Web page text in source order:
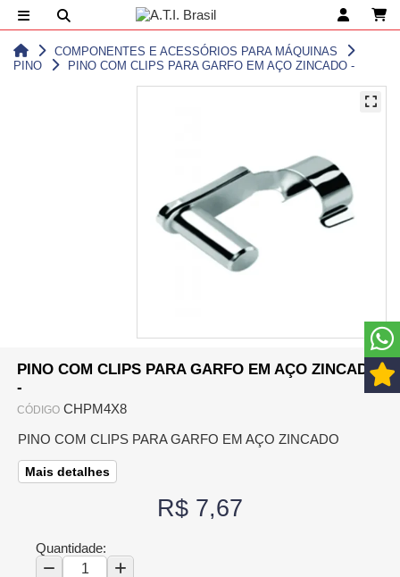
COMPONENTES E ACESSÓRIOS PARA MÁQUINAS
PINO
PINO COM CLIPS PARA GARFO EM AÇO ZINCADO -
PINO COM CLIPS PARA GARFO EM AÇO ZINCADO
-
CÓDIGO CHPM4X8
PINO COM CLIPS PARA GARFO EM AÇO ZINCADO
Mais detalhes
R$ 7,67
Quantidade: